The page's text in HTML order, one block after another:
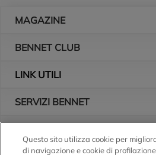
MAGAZINE
BENNET CLUB
LINK UTILI
SERVIZI BENNET
Questo sito utilizza cookie per
di navigazione e cookie di